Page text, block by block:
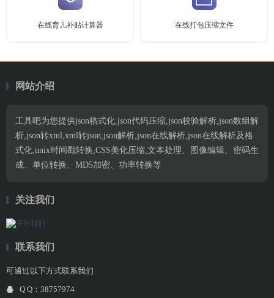
在线育儿补贴计算器 在线打包压缩文件
网站介绍
工具吧为您提供json格式化,json代码压缩,json校验解析,json数组解
析,json转xml,xml转json,json解析,json在线解析,json在线解析及格
式化,unix时间戳转换,CSS美化压缩,文本处理、图像编辑、密码生
成、单位转换、MD5加密、功率转换等
关注我们
联系我们
可通过以下方式联系我们
Q Q：38757974